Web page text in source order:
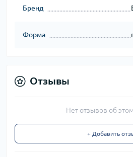
Бренд
Форма
Отзывы
Нет отзывов об
+ Добавить